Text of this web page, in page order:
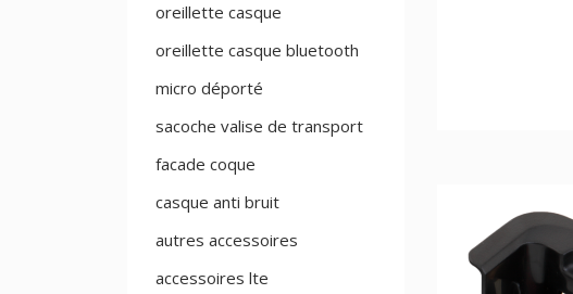
oreillette casque
oreillette casque bluetooth
micro déporté
sacoche valise de transport
facade coque
casque anti bruit
autres accessoires
accessoires lte